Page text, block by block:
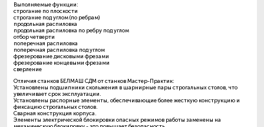
Выполняемые функции:
строгание по плоскости
строгание под углом (по ребрам)
продольная распиловка
продольная распиловка по ребру под углом
отбор четверти
поперечная распиловка
поперечная распиловка под углом
фрезерование дисковыми фрезами
фрезерование концевыми фрезами
сверление
Отличия станков БЕЛМАШ СДМ от станков Мастер-Практик:
Установлены подшипники скольжения в шарнирные пары строгальных столов, что
увеличивает срок эксплуатации.
Установлены распорные элементы, обеспечивающие более жесткую конструкцию и
фиксацию строгальных столов.
Сварная конструкция корпуса.
Элементы электрической блокировки опасных режимов работы заменены на